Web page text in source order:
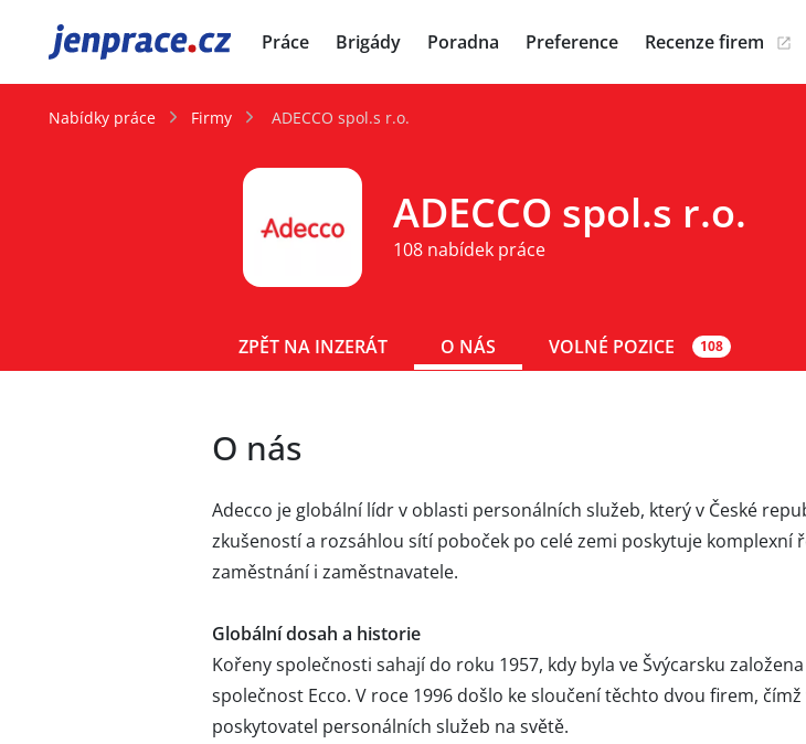
JenPráce.cz Práce Brigády Poradna Preference Recenze firem
Nabídky práce Firmy ADECCO spol.s r.o.
ADECCO spol.s r.o.
108 nabídek práce
ZPĚT NA INZERÁT O NÁS VOLNÉ POZICE 108
O nás
Adecco je globální lídr v oblasti personálních služeb, který v České
zkušeností a rozsáhlou sítí poboček po celé zemi poskytuje komplexní
zaměstnání i zaměstnavatele.​
Globální dosah a historie
Kořeny společnosti sahají do roku 1957, kdy byla ve Švýcarsku
společnost Ecco. V roce 1996 došlo ke sloučení těchto dvou firem,
poskytovatel personálních služeb na světě.